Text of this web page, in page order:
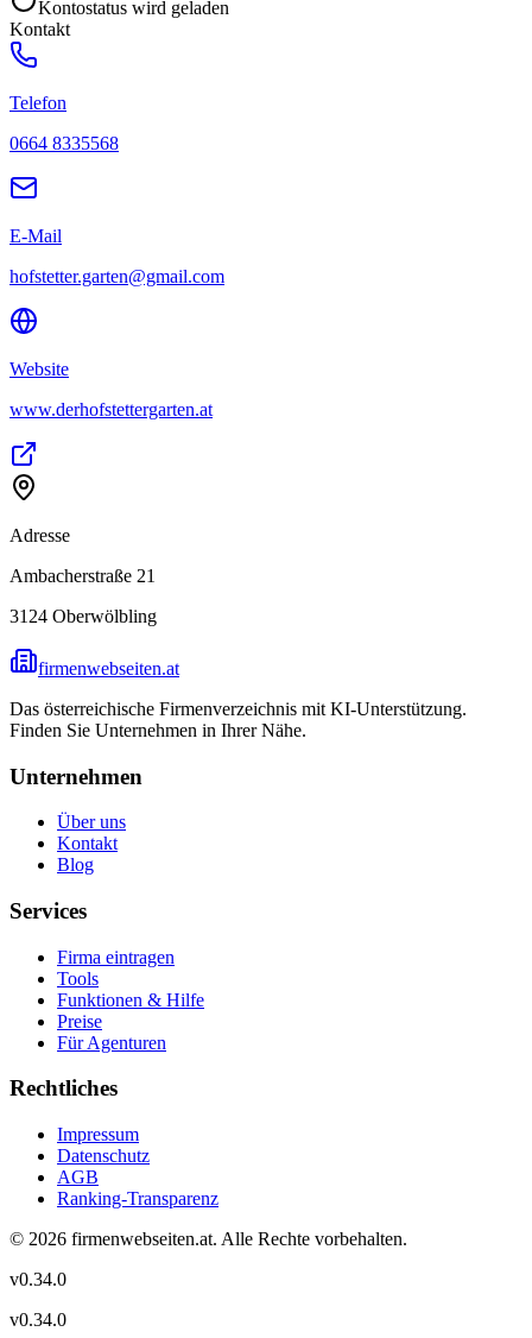
Kontostatus wird geladen
Kontakt
Telefon
0664 8335568
E-Mail
hofstetter.garten@gmail.com
Website
www.derhofstettergarten.at
Adresse
Ambacherstraße 21
3124 Oberwölbling
firmenwebseiten.at
Das österreichische Firmenverzeichnis mit KI-Unterstützung.
Finden Sie Unternehmen in Ihrer Nähe.
Unternehmen
Über uns
Kontakt
Blog
Services
Firma eintragen
Tools
Funktionen & Hilfe
Preise
Für Agenturen
Rechtliches
Impressum
Datenschutz
AGB
Ranking-Transparenz
© 2026 firmenwebseiten.at. Alle Rechte vorbehalten.
v0.34.0
v0.34.0